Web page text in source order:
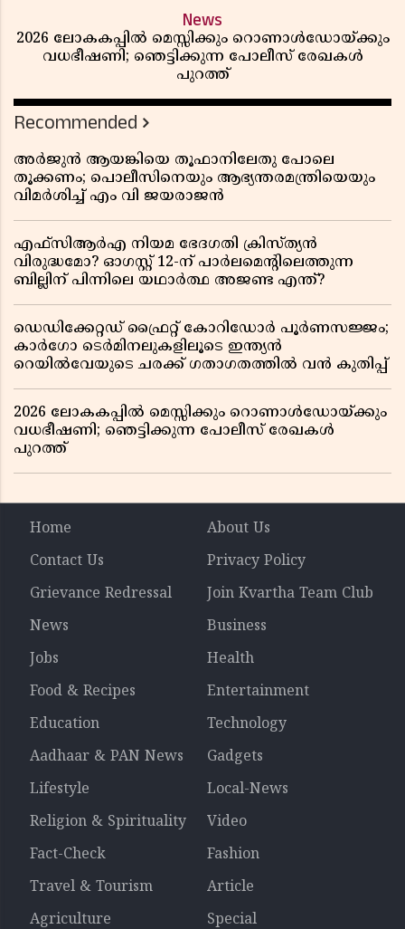
News
2026 ലോകകപ്പിൽ മെസ്സിക്കും റൊണാൾഡോയ്ക്കും
വധഭീഷണി; ഞെട്ടിക്കുന്ന പോലീസ് രേഖകൾ
പുറത്ത്
Recommended
അർജുൻ ആയങ്കിയെ തൂഫാനിലേതു പോലെ
തൂക്കണം; പൊലീസിനെയും ആഭ്യന്തരമന്ത്രിയെയും
വിമർശിച്ച് എം വി ജയരാജൻ
എഫ്സിആർഎ നിയമ ഭേദഗതി ക്രിസ്ത്യൻ
വിരുദ്ധമോ? ഓഗസ്റ്റ് 12-ന് പാർലമെന്റിലെത്തുന്ന
ബില്ലിന് പിന്നിലെ യഥാർത്ഥ അജണ്ട എന്ത്?
ഡെഡിക്കേറ്റഡ് ഫ്രൈറ്റ് കോറിഡോർ പൂർണസജ്ജം;
കാർഗോ ടെർമിനലുകളിലൂടെ ഇന്ത്യൻ
റെയിൽവേയുടെ ചരക്ക് ഗതാഗതത്തിൽ വൻ കുതിപ്പ്
2026 ലോകകപ്പിൽ മെസ്സിക്കും റൊണാൾഡോയ്ക്കും
വധഭീഷണി; ഞെട്ടിക്കുന്ന പോലീസ് രേഖകൾ
പുറത്ത്
Home
About Us
Contact Us
Privacy Policy
Grievance Redressal
Join Kvartha Team Club
News
Business
Jobs
Health
Food & Recipes
Entertainment
Education
Technology
Aadhaar & PAN News
Gadgets
Lifestyle
Local-News
Religion & Spirituality
Video
Fact-Check
Fashion
Travel & Tourism
Article
Agriculture
Special